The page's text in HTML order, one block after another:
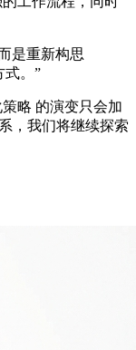
是重新构思
式。”
略 的演变只会加
，我们将继续探索